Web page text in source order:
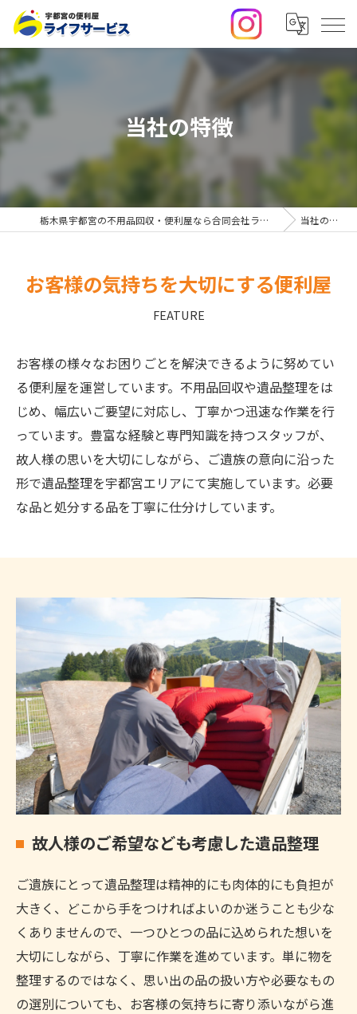
当社の特徴
栃木県宇都宮の不用品回収・便利屋なら合同会社ライフサービス 当社の特徴
お客様の気持ちを大切にする便利屋
FEATURE
お客様の様々なお困りごとを解決できるように努めてい
る便利屋を運営しています。不用品回収や遺品整理をは
じめ、幅広いご要望に対応し、丁寧かつ迅速な作業を行
っています。豊富な経験と専門知識を持つスタッフが、
故人様の思いを大切にしながら、ご遺族の意向に沿った
形で遺品整理を宇都宮エリアにて実施しています。必要
な品と処分する品を丁寧に仕分けしています。
故人様のご希望なども考慮した遺品整理
ご遺族にとって遺品整理は精神的にも肉体的にも負担が
大きく、どこから手をつければよいのか迷うことも少な
くありませんので、一つひとつの品に込められた想いを
大切にしながら、丁寧に作業を進めています。単に物を
整理するのではなく、思い出の品の扱い方や必要なもの
の選別についても、お客様の気持ちに寄り添いながら進